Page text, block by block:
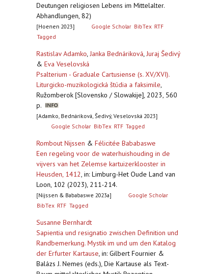
Deutungen religiosen Lebens im Mittelalter.
Abhandlungen, 82)
[Hoenen 2023] Google Scholar BibTex RTF
Tagged
Rastislav Adamko, Janka Bednáriková, Juraj Šedivý
& Eva Veselovská
Psalterium - Graduale Cartusiense (s. XV/XVI).
Liturgicko-muzikologická štúdia a faksimile,
Ružomberok [Slovensko / Slowakije], 2023, 560
p.
[Adamko, Bednáriková, Šedivý, Veselovská 2023]
Google Scholar BibTex RTF Tagged
Rombout Nijssen & Félicitée Bababaswe
Een regeling voor de waterhuishouding in de
vijvers van het Zelemse kartuizerklooster in
Heusden, 1412, in: Limburg-Het Oude Land van
Loon, 102 (2023), 211-214.
[Nijssen & Bababaswe 2023a]
Google Scholar
BibTex RTF Tagged
Susanne Bernhardt
Sapientia und resignatio zwischen Definition und
Randbemerkung. Mystik im und um den Katalog
der Erfurter Kartause, in: Gilbert Fournier &
Balázs J. Nemes (eds.), Die Kartause als Text-